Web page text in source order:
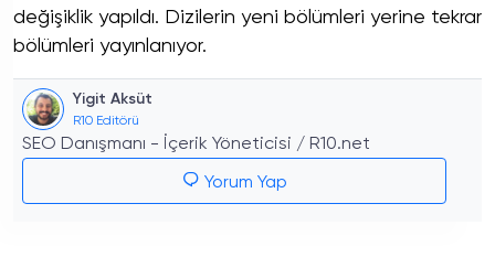
değişiklik yapıldı. Dizilerin yeni bölümleri yerine tekrar
bölümleri yayınlanıyor.
Yigit Aksüt
R10 Editörü
SEO Danışmanı - İçerik Yöneticisi / R10.net
Yorum Yap